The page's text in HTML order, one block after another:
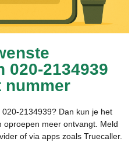
020-2134939
nummer
2134939? Dan kun je het
oproepen meer ontvangt. Meld
of via apps zoals Truecaller.